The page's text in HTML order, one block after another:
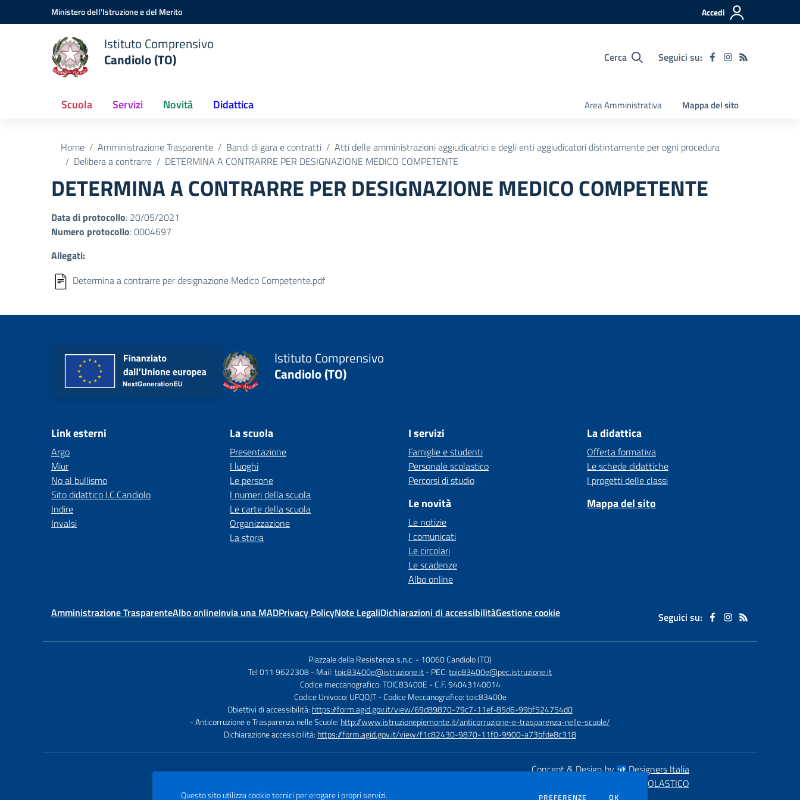
Vai ai contenuti
Vai al menu di navigazioneMinistero dell'Istruzione e del Merito Accedi
Istituto Comprensivo
Candiolo (TO)
Cerca Seguici su:
Scuola Servizi Novità Didattica Area Amministrativa Mappa del sito
Home Amministrazione Trasparente Bandi di gara e contratti
Atti delle amministrazioni aggiudicatrici e degli enti aggiudicatori distintamente per ogni procedura
Delibera a contrarre
DETERMINA A CONTRARRE PER DESIGNAZIONE MEDICO COMPETENTE
DETERMINA A CONTRARRE PER DESIGNAZIONE MEDICO COMPETENTE
Data di protocollo: 20/05/2021
Numero protocollo: 0004697
Allegati:
Determina a contrarre per designazione Medico Competente.pdf
Istituto Comprensivo
Candiolo (TO)
Link esterni
Argo
Miur
No al bullismo
Sito didattico I.C.Candiolo
Indire
Invalsi
La scuola
Presentazione
I luoghi
Le persone
I numeri della scuola
Le carte della scuola
Organizzazione
La storia
I servizi
Famiglie e studenti
Personale scolastico
Percorsi di studio
Le novità
Le notizie
I comunicati
Le circolari
Le scadenze
Albo online
La didattica
Offerta formativa
Le schede didattiche
I progetti delle classi
Mappa del sito
Amministrazione TrasparenteAlbo onlineInvia una MADPrivacy PolicyNote LegaliDichiarazioni di accessibilitàGestione cookie Seguici su:
Piazzale della Resistenza s.n.c. -10060 Candiolo (TO)
Tel 011 9622308- Mail:toic83400e@istruzione.it- PEC:toic83400e@pec.istruzione.it
Codice meccanografico: TOIC83400E - C.F. 94043140014
Codice Univoco: UFQOJT - Codice Meccanografico: toic83400e
Obiettivi di accessibilità: https://form.agid.gov.it/view/69d89870-79c7-11ef-85d6-99bf524754d0
- Anticorruzione e Trasparenza nelle Scuole: http://www.istruzionepiemonte.it/anticorruzione-e-trasparenza-nelle-scuole/
Dichiarazione accessibilità: https://form.agid.gov.it/view/f1c82430-9870-11f0-9900-a73bfde8c318
Concept & Design by
Designers Italia
SCUOLASTICO
Questo sito utilizza cookie tecnici per erogare i propri servizi. PREFERENZE DEI COOKIE
OK